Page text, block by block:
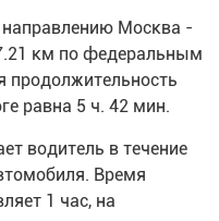
Москва -
км по федеральным
продолжительность
равна 5 ч. 42 мин.
водитель в течение
Время
1 час, на